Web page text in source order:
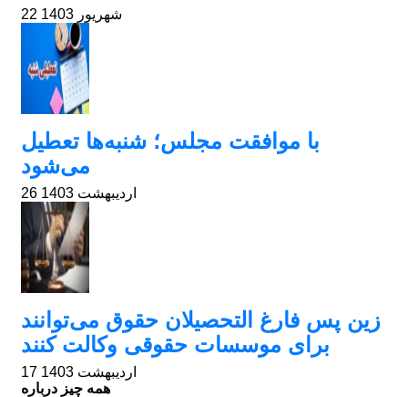
22 شهریور 1403
با موافقت مجلس؛ شنبه‌ها تعطیل
می‌شود
26 اردیبهشت 1403
زین پس فارغ التحصیلان حقوق می‌توانند
برای موسسات حقوقی وکالت کنند
17 اردیبهشت 1403
همه چیز درباره